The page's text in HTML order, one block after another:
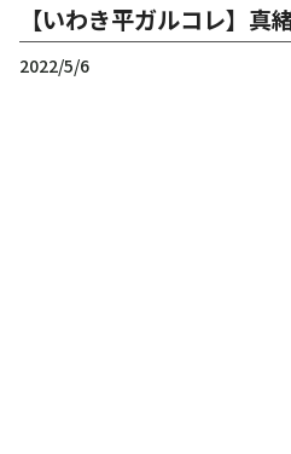
【いわき平ガルコレ】
2022/5/6